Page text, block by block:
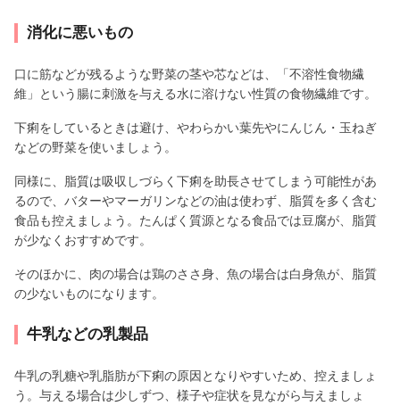
消化に悪いもの
口に筋などが残るような野菜の茎や芯などは、「不溶性食物繊
維」という腸に刺激を与える水に溶けない性質の食物繊維です。
下痢をしているときは避け、やわらかい葉先やにんじん・玉ねぎ
などの野菜を使いましょう。
同様に、脂質は吸収しづらく下痢を助長させてしまう可能性があ
るので、バターやマーガリンなどの油は使わず、脂質を多く含む
食品も控えましょう。たんぱく質源となる食品では豆腐が、脂質
が少なくおすすめです。
そのほかに、肉の場合は鶏のささ身、魚の場合は白身魚が、脂質
の少ないものになります。
牛乳などの乳製品
牛乳の乳糖や乳脂肪が下痢の原因となりやすいため、控えましょ
う。与える場合は少しずつ、様子や症状を見ながら与えましょ